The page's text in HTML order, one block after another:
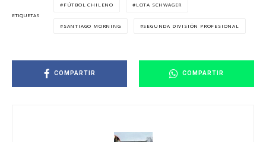
ETIQUETAS
FÚTBOL CHILENO LOTA SCHWAGER
SANTIAGO MORNING SEGUNDA DIVISIÓN PROFESIONAL
COMPARTIR COMPARTIR